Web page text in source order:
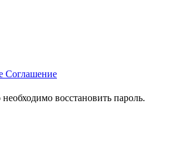
Соглашение
восстановить пароль.